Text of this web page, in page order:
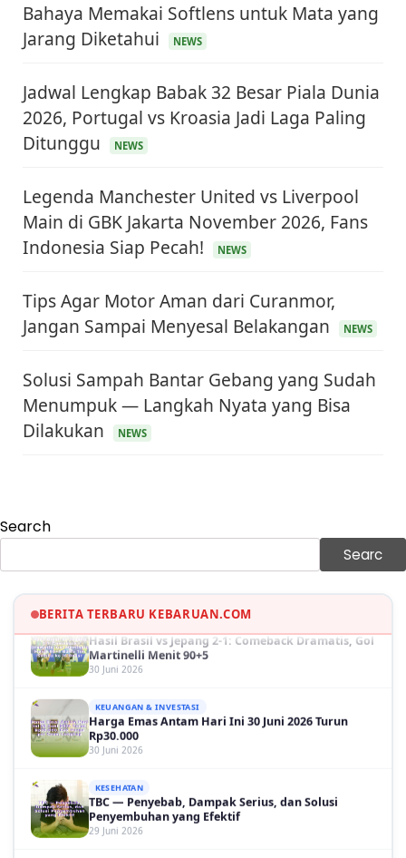
Bahaya Memakai Softlens untuk Mata yang
Jarang Diketahui
NEWS
Jadwal Lengkap Babak 32 Besar Piala Dunia
2026, Portugal vs Kroasia Jadi Laga Paling
Ditunggu
NEWS
Legenda Manchester United vs Liverpool
Main di GBK Jakarta November 2026, Fans
Indonesia Siap Pecah!
NEWS
Tips Agar Motor Aman dari Curanmor,
Jangan Sampai Menyesal Belakangan
NEWS
Solusi Sampah Bantar Gebang yang Sudah
Menumpuk — Langkah Nyata yang Bisa
Dilakukan
NEWS
Search
Searc
BERITA TERBARU KEBARUAN.COM
Sinopsis Film Marauders, Misteri Perampokan
OLAH RAGA
Hasil Brasil vs Jepang 2-1: Comeback Dramatis, Gol
Martinelli Menit 90+5
30 Juni 2026
Harga Emas Antam Hari Ini 30 Juni 2026 Turun
Rp30.000
30 Juni 2026
TBC — Penyebab, Dampak Serius, dan Solusi
Penyembuhan yang Efektif
29 Juni 2026